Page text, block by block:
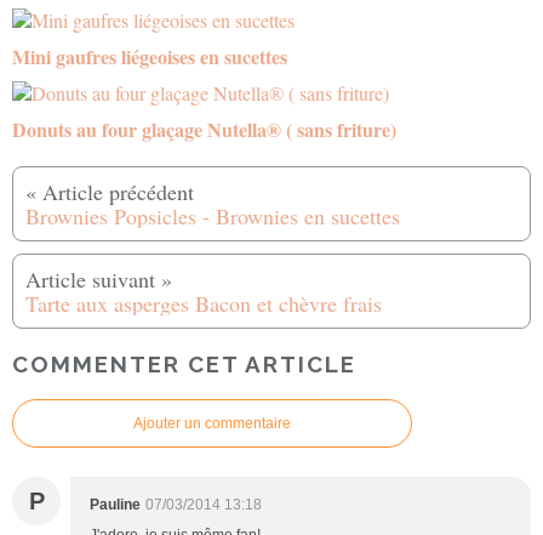
Mini gaufres liégeoises en sucettes
Donuts au four glaçage Nutella® ( sans friture)
Brownies Popsicles - Brownies en sucettes
Tarte aux asperges Bacon et chèvre frais
COMMENTER CET ARTICLE
Ajouter un commentaire
P Pauline 07/03/2014 13:18